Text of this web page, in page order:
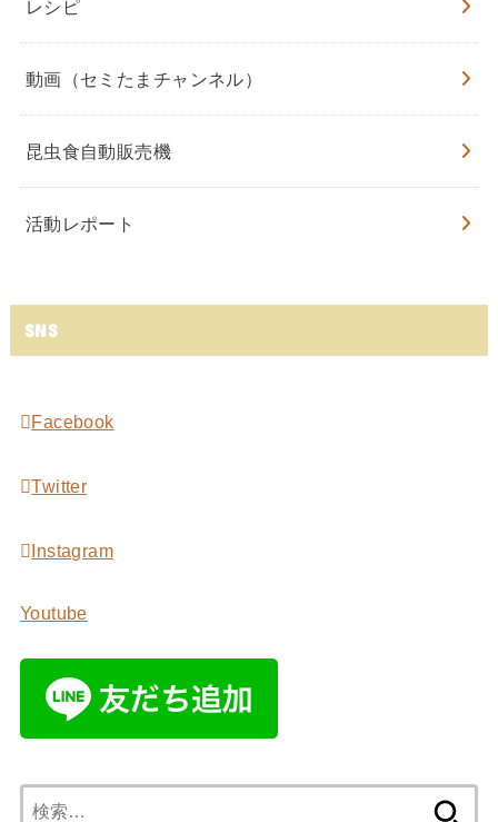
レシピ
動画（セミたまチャンネル）
昆虫食自動販売機
活動レポート
SNS
Facebook
Twitter
Instagram
Youtube